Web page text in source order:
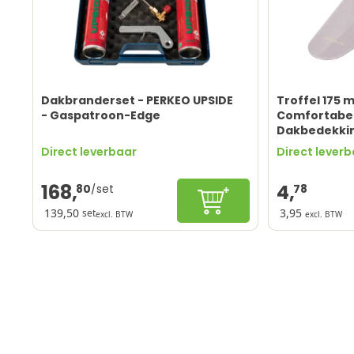
Dakbranderset - PERKEO UPSIDE
- Gaspatroon-Edge
Direct leverbaar
139,50 setexcl. BTW
In winkelwagen
Troffel 175
Benson
Direct
4,78
3,95 excl. BTW
Lichtgewicht